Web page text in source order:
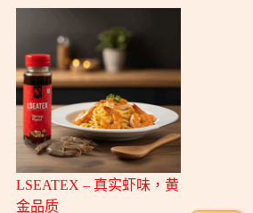
LSEATEX – 真实虾味，黄
金品质